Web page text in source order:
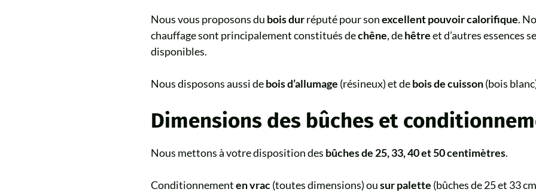
Nous vous proposons du bois durréputé pour sonexcellent pouvoir calorifique.
chauffage sont principalement constitués dechêne, dehêtreet d’autres essences
disponibles.
Nous disposons aussi debois d’allumage (résineux) et debois de cuisson(bois
Dimensions des bûches et
Nous mettons à votre disposition des bûches de 25, 33, 40 et 50 centimètres.
Conditionnementen vrac(toutes dimensions) ousur palette (bûches de 25 et 33